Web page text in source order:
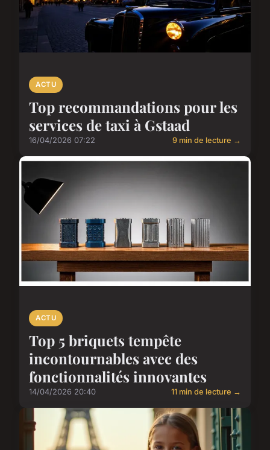
ACTU
Top recommandations pour les
services de taxi à Gstaad
16/04/2026 07:22 9 min de lecture →
ACTU
Top 5 briquets tempête
incontournables avec des
fonctionnalités innovantes
14/04/2026 20:40 11 min de lecture →